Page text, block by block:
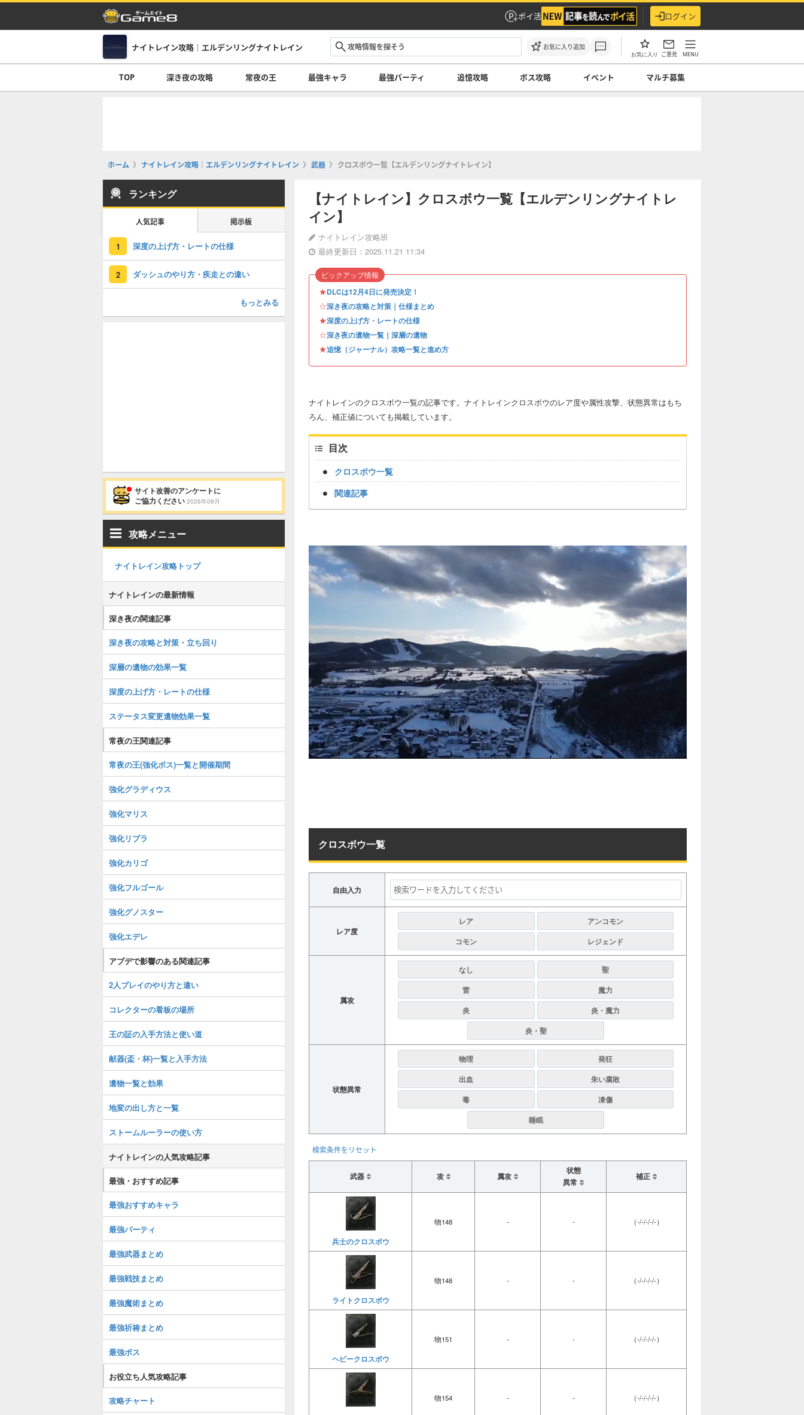
ポイ活 ログイン
ナイトレイン攻略｜エルデンリングナイトレイン お気に入り追加
お気に入り ご意見 MENU
TOP 深き夜の攻略 常夜の王 最強キャラ 最強パーティ 追憶攻略 ボス攻略 イベント マルチ募集
ホーム ナイトレイン攻略｜エルデンリングナイトレイン 武器 クロスボウ一覧【エルデンリングナイトレイン】
【ナイトレイン】クロスボウ一覧【エルデンリングナイトレ
イン】
ナイトレイン攻略班
最終更新日：2025.11.21 11:34
★DLCは12月4日に発売決定！
☆深き夜の攻略と対策｜仕様まとめ
★深度の上げ方・レートの仕様
☆深き夜の遺物一覧｜深層の遺物
★追憶（ジャーナル）攻略一覧と進め方
ピックアップ情報
ナイトレインのクロスボウ一覧の記事です。ナイトレインクロスボウのレア度や属性攻撃、状態異常はもち
ろん、補正値についても掲載しています。
目次
クロスボウ一覧
関連記事
クロスボウ一覧
自由入力
レア度
レア
アンコモン
コモン
レジェンド
属攻
なし
聖
雷
魔力
炎
炎・魔力
炎・聖
状態異常
物理
発狂
出血
朱い腐敗
毒
凍傷
睡眠
検索条件をリセット
武器 攻 属攻
状態
異常
補正
兵士のクロスボウ
物148 - - （-/-/-/-/-）
ライトクロスボウ
物148 - - （-/-/-/-/-）
ヘビークロスボウ
物151 - - （-/-/-/-/-）
物154 - - （-/-/-/-/-）
ランキング
人気記事 掲示板
1 深度の上げ方・レートの仕様
2 ダッシュのやり方・疾走との違い
もっとみる
サイト改善のアンケートに
ご協力ください 2026年08月
攻略メニュー
ナイトレイン攻略トップ
ナイトレインの最新情報
深き夜の関連記事
深き夜の攻略と対策・立ち回り
深層の遺物の効果一覧
深度の上げ方・レートの仕様
ステータス変更遺物効果一覧
常夜の王関連記事
常夜の王(強化ボス)一覧と開催期間
強化グラディウス
強化マリス
強化リブラ
強化カリゴ
強化フルゴール
強化グノスター
強化エデレ
アプデで影響のある関連記事
2人プレイのやり方と違い
コレクターの看板の場所
王の証の入手方法と使い道
献器(盃・杯)一覧と入手方法
遺物一覧と効果
地変の出し方と一覧
ストームルーラーの使い方
ナイトレインの人気攻略記事
最強・おすすめ記事
最強おすすめキャラ
最強パーティ
最強武器まとめ
最強戦技まとめ
最強魔術まとめ
最強祈祷まとめ
最強ボス
お役立ち人気攻略記事
攻略チャート